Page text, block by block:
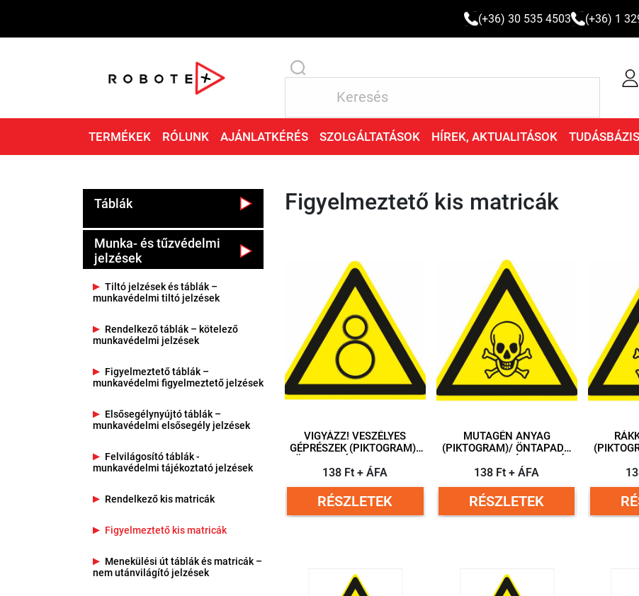
(+36) 30 535 4503 (+36) 1
TERMÉKEK RÓLUNK AJÁNLATKÉRÉS SZOLGÁLTATÁSOK HÍREK, AKTUALITÁSOK TUDÁSBÁZIS
Táblák
Munka- és tűzvédelmi
jelzések
Tiltó jelzések és táblák –
munkavédelmi tiltó jelzések
Rendelkező táblák – kötelező
munkavédelmi jelzések
Figyelmeztető táblák –
munkavédelmi figyelmeztető jelzések
Elsősegélynyújtó táblák –
munkavédelmi elsősegély jelzések
Felvilágosító táblák -
munkavédelmi tájékoztató jelzések
Rendelkező kis matricák
Figyelmeztető kis matricák
Menekülési út táblák és matricák –
nem utánvilágító jelzések
Figyelmeztető kis matricák
VIGYÁZZ! VESZÉLYES
GÉPRÉSZEK (PIKTOGRAM)/
ÉLHOSSZÚ HÁROMSZÖG
138 Ft + ÁFA
RÉSZLETEK
MUTAGÉN ANYAG
(PIKTOGRAM)/ ÖNTAPADÓ
HÁROMSZÖG
138 Ft + ÁFA
RÉSZLETEK
(PIKTOGRAM)/